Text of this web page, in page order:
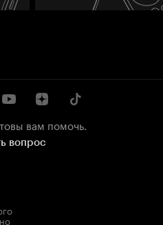
вам помочь.
вопрос